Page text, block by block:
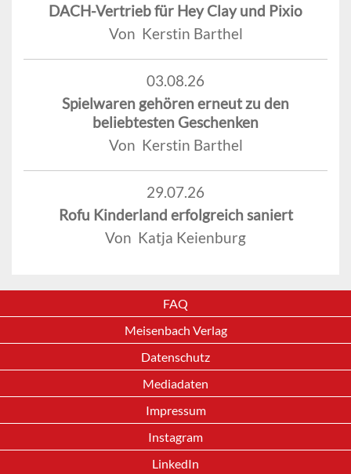
DACH-Vertrieb für Hey Clay und Pixio
Von Kerstin Barthel
03.08.26
Spielwaren gehören erneut zu den
beliebtesten Geschenken
Von Kerstin Barthel
29.07.26
Rofu Kinderland erfolgreich saniert
Von Katja Keienburg
FAQ
Meisenbach Verlag
Datenschutz
Mediadaten
Impressum
Instagram
LinkedIn